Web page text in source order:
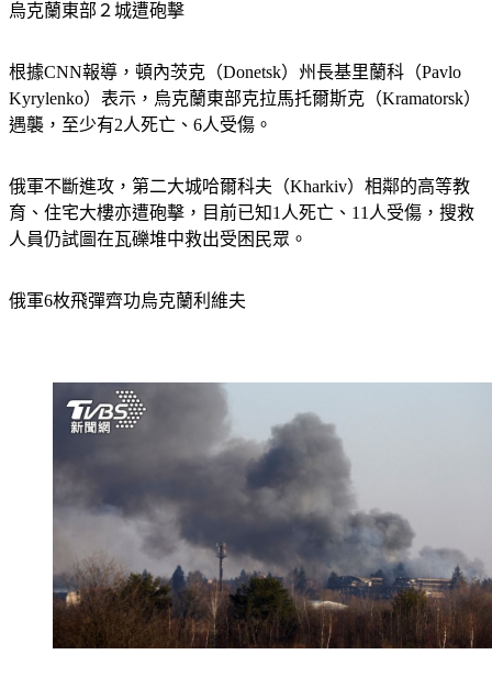
烏克蘭東部２城遭砲擊
根據CNN報導，頓內茨克（Donetsk）州長基里蘭科（Pavlo
Kyrylenko）表示，烏克蘭東部克拉馬托爾斯克（Kramatorsk）
遇襲，至少有2人死亡、6人受傷。
俄軍不斷進攻，第二大城哈爾科夫（Kharkiv）相鄰的高等教
育、住宅大樓亦遭砲擊，目前已知1人死亡、11人受傷，搜救
人員仍試圖在瓦礫堆中救出受困民眾。
俄軍6枚飛彈齊功烏克蘭利維夫